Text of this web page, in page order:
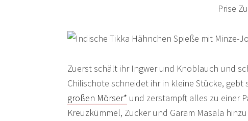
Prise
Zuerst schält ihr Ingwer und Knoblauch und
Chilischote schneidet ihr in kleine Stücke,
großen Mörser* und zerstampft alles zu einer
Kreuzkümmel, Zucker und Garam Masala